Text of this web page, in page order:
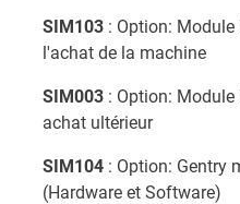
SIM103 : Option:
l'achat de la machine
SIM003 : Option:
achat ultérieur
SIM104 : Option: Gentry
(Hardware et Software)